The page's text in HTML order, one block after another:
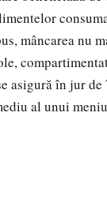
mâncarea nu
asigură în jur
al unui